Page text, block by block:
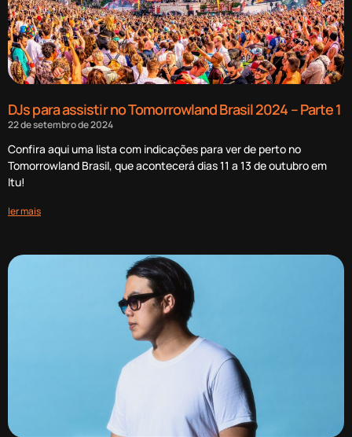
DJs para assistir no Tomorrowland Brasil 2024 – Parte 1
22 de setembro de 2024
Confira aqui uma lista com indicações para ver de perto no
Tomorrowland Brasil, que acontecerá dias 11 a 13 de outubro em
Itu!
ler mais